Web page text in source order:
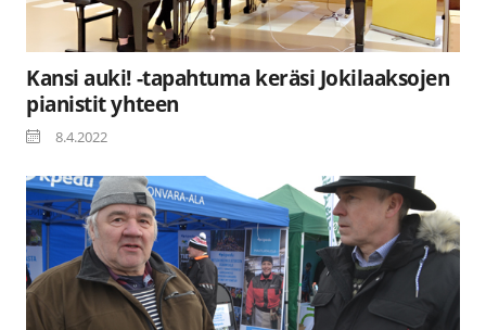
Kansi auki! -tapahtuma keräsi Jokilaaksojen
pianistit yhteen
8.4.2022